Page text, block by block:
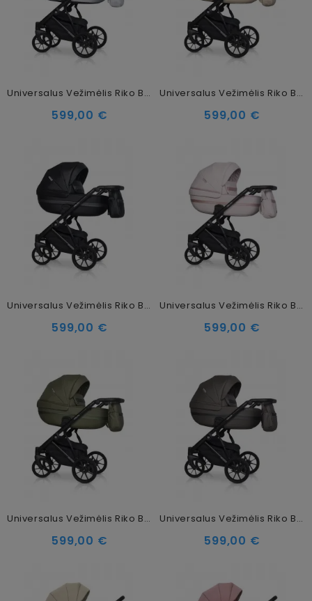
Universalus Vežimėlis Riko Basic Delta 2in1, 01 Grey Fox
599,00 €
Universalus Vežimėlis Riko Basic Delta Ecco 2in1, 11 Camel
599,00 €
Universalus Vežimėlis Riko Basic Delta Ecco 2in1, 15 Black
599,00 €
Universalus Vežimėlis Riko Basic Delta Ecco 2in1, 14 Rose
599,00 €
Universalus Vežimėlis Riko Basic Delta Ecco 2in1, 13 Olive
599,00 €
Universalus Vežimėlis Riko Basic Delta Ecco 2in1, 12 Mocca
599,00 €